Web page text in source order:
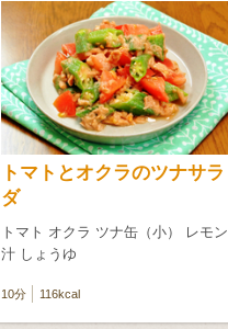
トマトとオクラのツナサラ
ダ
トマト オクラ ツナ缶（小） レモン
汁 しょうゆ
10分 116kcal